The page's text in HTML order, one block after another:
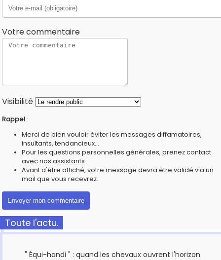
Votre commentaire
Visibilité
Rappel :
Merci de bien vouloir éviter les messages diffamatoires,
insultants, tendancieux...
Pour les questions personnelles générales, prenez contact
avec nos assistants
Avant d'être affiché, votre message devra être validé via un
mail que vous recevrez.
Toute l'actu.
" Équi-handi " : quand les chevaux ouvrent l'horizon